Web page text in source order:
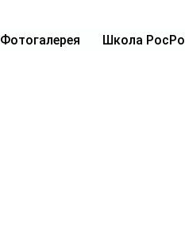
Фотогалерея Школа